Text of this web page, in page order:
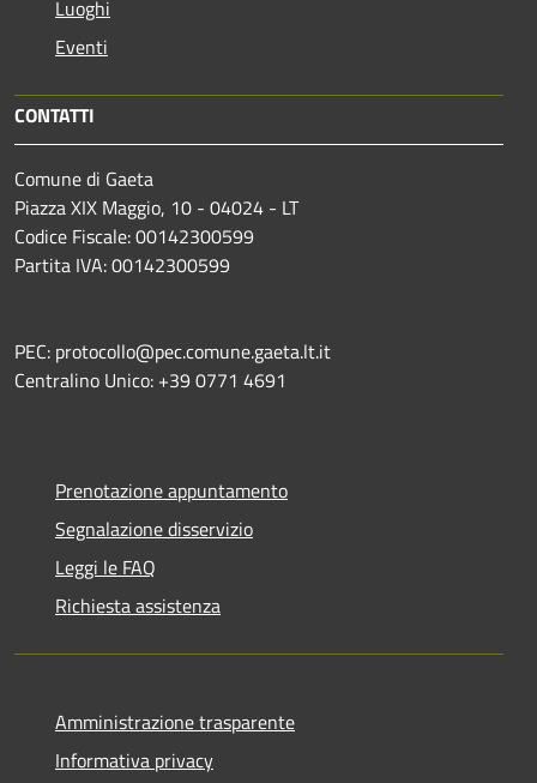
Luoghi
Eventi
CONTATTI
Comune di Gaeta
Piazza XIX Maggio, 10 - 04024 - LT
Codice Fiscale: 00142300599
Partita IVA: 00142300599
PEC: protocollo@pec.comune.gaeta.lt.it
Centralino Unico: +39 0771 4691
Prenotazione appuntamento
Segnalazione disservizio
Leggi le FAQ
Richiesta assistenza
Amministrazione trasparente
Informativa privacy